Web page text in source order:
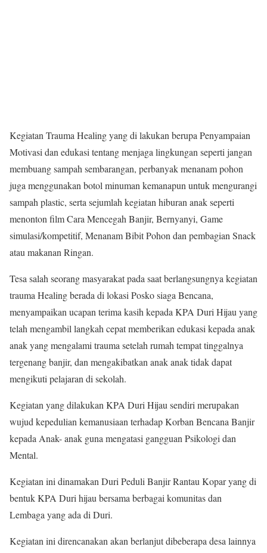
Kegiatan Trauma Healing yang di lakukan berupa Penyampaian
Motivasi dan edukasi tentang menjaga lingkungan seperti jangan
membuang sampah sembarangan, perbanyak menanam pohon
juga menggunakan botol minuman kemanapun untuk mengurangi
sampah plastic, serta sejumlah kegiatan hiburan anak seperti
menonton film Cara Mencegah Banjir, Bernyanyi, Game
simulasi/kompetitif, Menanam Bibit Pohon dan pembagian Snack
atau makanan Ringan.
Tesa salah seorang masyarakat pada saat berlangsungnya kegiatan
trauma Healing berada di lokasi Posko siaga Bencana,
menyampaikan ucapan terima kasih kepada KPA Duri Hijau yang
telah mengambil langkah cepat memberikan edukasi kepada anak
anak yang mengalami trauma setelah rumah tempat tinggalnya
tergenang banjir, dan mengakibatkan anak anak tidak dapat
mengikuti pelajaran di sekolah.
Kegiatan yang dilakukan KPA Duri Hijau sendiri merupakan
wujud kepedulian kemanusiaan terhadap Korban Bencana Banjir
kepada Anak- anak guna mengatasi gangguan Psikologi dan
Mental.
Kegiatan ini dinamakan Duri Peduli Banjir Rantau Kopar yang di
bentuk KPA Duri hijau bersama berbagai komunitas dan
Lembaga yang ada di Duri.
Kegiatan ini direncanakan akan berlanjut dibeberapa desa lainnya